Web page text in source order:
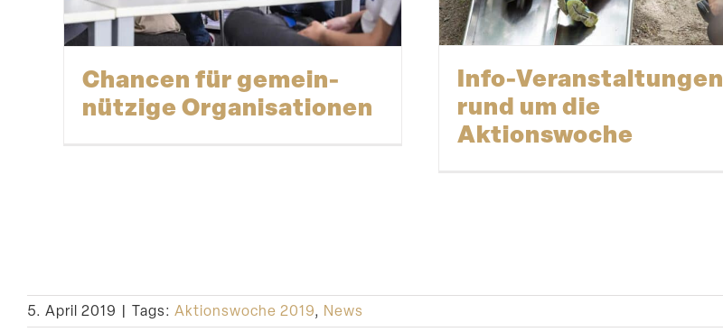
Chancen für gemein­
nützige Organisationen
Info-Veranstaltungen
rund um die
Aktionswoche
5. April 2019 | Tags: Aktionswoche 2019, News